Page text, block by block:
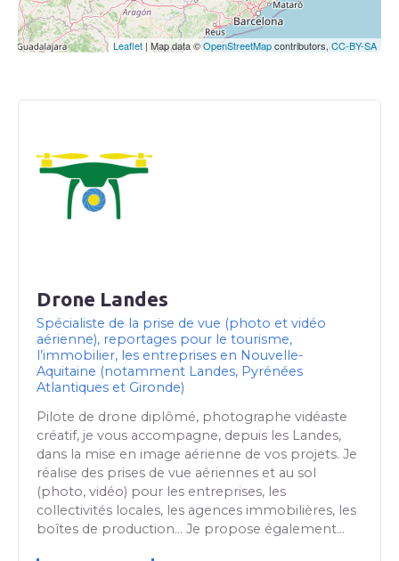
Leaflet | Map data ©OpenStreetMapcontributors, CC-BY-SA
Drone Landes
Spécialiste de la prise de vue (photo et vidéo
aérienne), reportages pour le tourisme,
l’immobilier, les entreprises en Nouvelle-
Aquitaine (notamment Landes, Pyrénées
Atlantiques et Gironde)
Pilote de drone diplômé, photographe vidéaste
créatif, je vous accompagne, depuis les Landes,
dans la mise en image aérienne de vos projets. Je
réalise des prises de vue aériennes et au sol
(photo, vidéo) pour les entreprises, les
collectivités locales, les agences immobilières, les
boîtes de production… Je propose également…